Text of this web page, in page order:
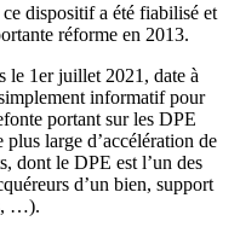
dispositif a été fiabilisé et
réforme en 2013.
le 1er juillet 2021, date à
informatif pour
portant sur les DPE
large d’accélération de
dont le DPE est l’un des
d’un bien, support
…).